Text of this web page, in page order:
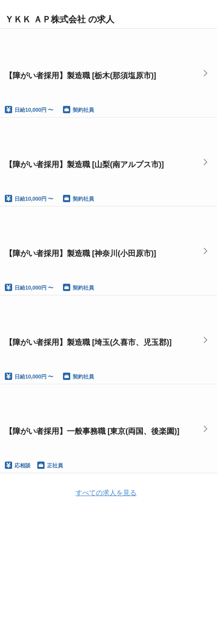
ＹＫＫ ＡＰ株式会社 の求人
【障がい者採用】製造職 [栃木(那須塩原市)]
日給10,000円 〜 契約社員
【障がい者採用】製造職 [山梨(南アルプス市)]
日給10,000円 〜 契約社員
【障がい者採用】製造職 [神奈川(小田原市)]
日給10,000円 〜 契約社員
【障がい者採用】製造職 [埼玉(久喜市、児玉郡)]
日給10,000円 〜 契約社員
【障がい者採用】一般事務職 [東京(両国、後楽園)]
応相談 正社員
すべての求人を見る